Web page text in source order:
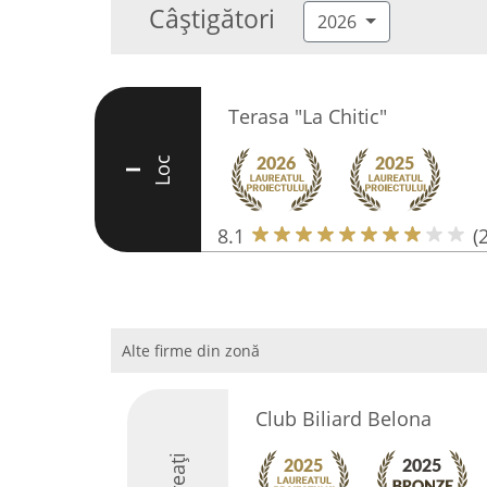
Câștigători 2026
I Loc
Terasa "La Chitic"
8.1
Alte firme din zonă
Club Biliard Belona